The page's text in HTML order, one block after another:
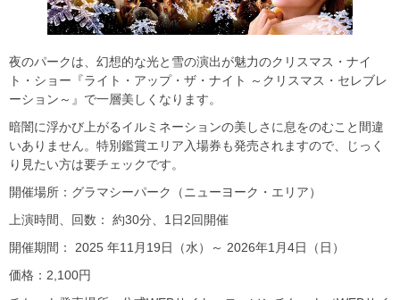
夜のパークは、幻想的な光と雪の演出が魅力のクリスマス・ナイ
ト・ショー『ライト・アップ・ザ・ナイト ～クリスマス・セレブレ
ーション～』で一層美しくなります。
暗闇に浮かび上がるイルミネーションの美しさに息をのむこと間違
いありません。特別鑑賞エリア入場券も発売されますので、じっく
り見たい方は要チェックです。
開催場所：グラマシーパーク（ニューヨーク・エリア）
上演時間、回数： 約30分、1日2回開催
開催期間： 2025 年11月19日（水）～ 2026年1月4日（日）
価格：2,100円